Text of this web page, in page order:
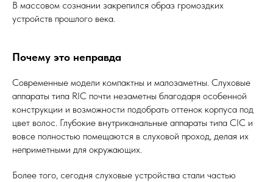
В массовом сознании закрепился образ громоздких
устройств прошлого века.
Почему это неправда
Современные модели компактны и малозаметны. Слуховые
аппараты типа RIC почти незаметны благодаря особенной
конструкции и возможности подобрать оттенок корпуса под
цвет волос. Глубокие внутриканальные аппараты типа CIC и
вовсе полностью помещаются в слуховой проход, делая их
неприметными для окружающих.
Более того, сегодня слуховые устройства стали частью